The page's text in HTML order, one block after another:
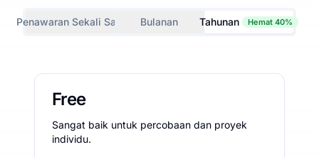
Penawaran Sekali Saja Bulanan Tahunan Hemat 40%
Free
Sangat baik untuk percobaan dan proyek
individu.